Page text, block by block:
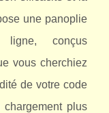
une panoplie
ligne, conçus
vous cherchiez
de votre code
plus